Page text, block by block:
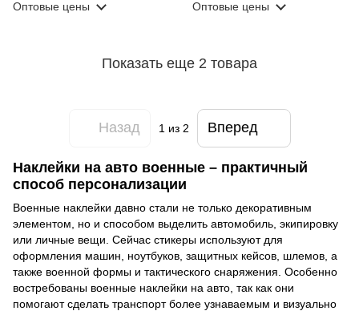
Оптовые цены
Оптовые цены
Показать еще 2 товара
Назад 1 из 2 Вперед
Наклейки на авто военные – практичный
способ персонализации
Военные наклейки давно стали не только декоративным
элементом, но и способом выделить автомобиль, экипировку
или личные вещи. Сейчас стикеры используют для
оформления машин, ноутбуков, защитных кейсов, шлемов, а
также военной формы и тактического снаряжения. Особенно
востребованы военные наклейки на авто, так как они
помогают сделать транспорт более узнаваемым и визуально